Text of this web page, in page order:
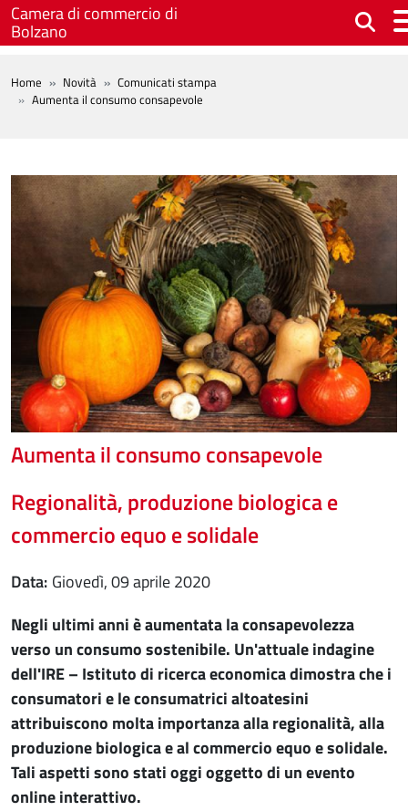
Salta al contenuto principale
Camera di commercio di
Bolzano
BREADCRUMB
Home Novità
Comunicati stampa
Aumenta il consumo consapevole
Aumenta il consumo consapevole
Regionalità, produzione biologica e
commercio equo e solidale
Data
giovedì, 09 aprile 2020
Negli ultimi anni è aumentata la consapevolezza
verso un consumo sostenibile. Un'attuale indagine
dell'IRE – Istituto di ricerca economica dimostra che i
consumatori e le consumatrici altoatesini
attribuiscono molta importanza alla regionalità, alla
produzione biologica e al commercio equo e solidale.
Tali aspetti sono stati oggi oggetto di un evento
online interattivo.